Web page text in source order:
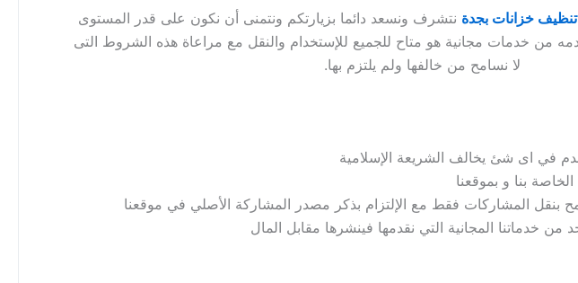
تنظيف خزانات بجدة نتشرف ونسعد دائما بزيارتكم ونتمنى أن نكون على قدر المستوى
من خدمات مجانية هو متاح للجميع للإستخدام والنقل مع مراعاة هذه الشروط التى
لا نسامح من خالفها ولم يلتزم بها.
في اى شئ يخالف الشريعة الإسلامية
بنا و بموقعنا
بنقل المشاركات فقط مع الإلتزام بذكر مصدر المشاركة الأصلي في موقعنا
من خدماتنا المجانية التي نقدمها فينشرها مقابل المال